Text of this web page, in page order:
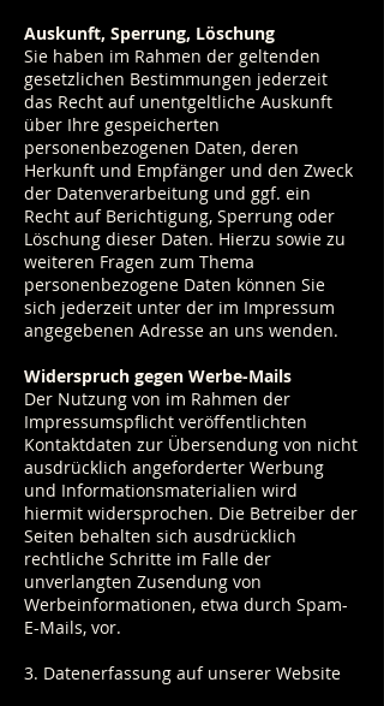
Auskunft, Sperrung, Löschung
Sie haben im Rahmen der geltenden
gesetzlichen Bestimmungen jederzeit
das Recht auf unentgeltliche Auskunft
über Ihre gespeicherten
personenbezogenen Daten, deren
Herkunft und Empfänger und den Zweck
der Datenverarbeitung und ggf. ein
Recht auf Berichtigung, Sperrung oder
Löschung dieser Daten. Hierzu sowie zu
weiteren Fragen zum Thema
personenbezogene Daten können Sie
sich jederzeit unter der im Impressum
angegebenen Adresse an uns wenden.
Widerspruch gegen Werbe-Mails
Der Nutzung von im Rahmen der
Impressumspflicht veröffentlichten
Kontaktdaten zur Übersendung von nicht
ausdrücklich angeforderter Werbung
und Informationsmaterialien wird
hiermit widersprochen. Die Betreiber der
Seiten behalten sich ausdrücklich
rechtliche Schritte im Falle der
unverlangten Zusendung von
Werbeinformationen, etwa durch Spam-
E-Mails, vor.
3. Datenerfassung auf unserer Website